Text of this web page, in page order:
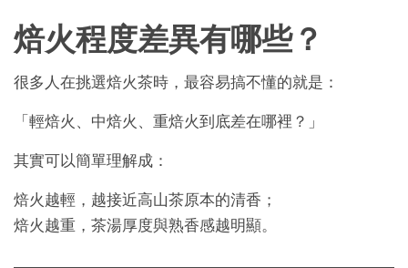
焙火程度差異有哪些？
很多人在挑選焙火茶時，最容易搞不懂的就是：
「輕焙火、中焙火、重焙火到底差在哪裡？」
其實可以簡單理解成：
焙火越輕，越接近高山茶原本的清香；
焙火越重，茶湯厚度與熟香感越明顯。